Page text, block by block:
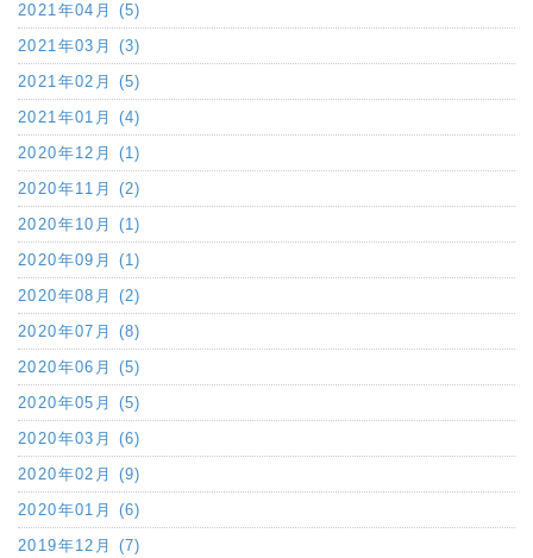
2021年04月 (5)
2021年03月 (3)
2021年02月 (5)
2021年01月 (4)
2020年12月 (1)
2020年11月 (2)
2020年10月 (1)
2020年09月 (1)
2020年08月 (2)
2020年07月 (8)
2020年06月 (5)
2020年05月 (5)
2020年03月 (6)
2020年02月 (9)
2020年01月 (6)
2019年12月 (7)